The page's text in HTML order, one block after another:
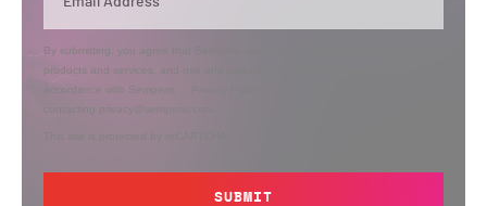
By submitting, you agree that Semperis may send you information regarding its
products and services, and use and process your personal information in
accordance with Semperis’
contacting privacy@semperis.com.
SUBMIT